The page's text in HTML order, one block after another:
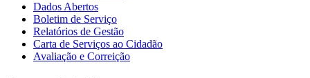
Dados Abertos
Boletim de Serviço
Relatórios de Gestão
Carta de Serviços ao Cidadão
Avaliação e Correição